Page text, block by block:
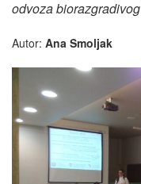
odvoza
Autor: Ana Smoljak